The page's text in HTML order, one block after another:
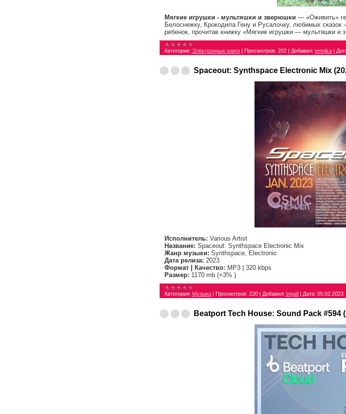
Мягкие игрушки - мультяшки и зверюшки — «Оживить»
Белоснежку, Крокодила Гену и Русалочку, любимых
ребенок, прочитав книжку «Мягкие игрушки — мультяшки и
Категория: Электронные книги | Просмотров: 202 | Добавил: pmojka |
Spaceout: Synthspace Electronic Mix
Исполнитель: Various Artist
Название: Spaceout: Synthspace Electronic Mix
Жанр музыки: Synthspace, Electronic
Дата релиза: 2023
Формат | Качество: MP3 | 320 kbps
Размер: 1170 mb (+3% )
Категория: Музыка | Просмотров: 220 | Добавил: trigall | Дата: 05.02.2023
Beatport Tech House: Sound Pack #594